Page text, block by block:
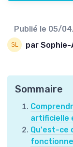
Publié le 05/
par
Sommaire
artificielle
Qu'est-ce